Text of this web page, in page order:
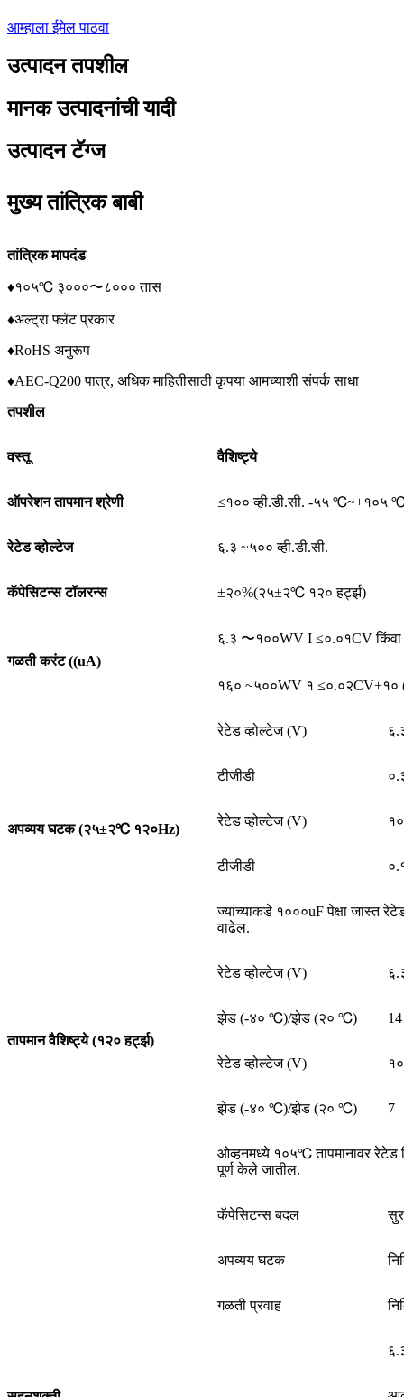
आम्हाला ईमेल पाठवा
उत्पादन तपशील
मानक उत्पादनांची यादी
उत्पादन टॅग्ज
मुख्य तांत्रिक बाबी
तांत्रिक मापदंड
♦१०५℃ ३०००〜८००० तास
♦अल्ट्रा फ्लॅट प्रकार
♦RoHS अनुरूप
♦AEC-Q200 पात्र, अधिक माहितीसाठी कृपया आमच्याशी संपर्क साधा
तपशील
वस्तू वैशिष्ट्ये
ऑपरेशन तापमान श्रेणी ≤१०० व्ही.डी.सी. -५५ ℃~+१०५
रेटेड व्होल्टेज ६.३ ~५०० व्ही.डी.सी.
कॅपेसिटन्स टॉलरन्स ±२०%(२५±२℃ १२० हर्ट्झ)
गळती करंट ((uA)
६.३ 〜१००WV I ≤०.०१CV किंवा
१६० ~५००WV १ ≤०.०२CV+१०
अपव्यय घटक (२५±२℃ १२०Hz)
रेटेड व्होल्टेज (V)
टीजीडी
रेटेड व्होल्टेज (V)
टीजीडी
ज्यांच्याकडे १०००uF पेक्षा जास्त
वाढेल.
तापमान वैशिष्ट्ये (१२० हर्ट्झ)
रेटेड व्होल्टेज (V)
झेड (-४० ℃)/झेड (२० ℃) 14
रेटेड व्होल्टेज (V)
झेड (-४० ℃)/झेड (२० ℃) 7
ओव्हनमध्ये १०५℃ तापमानावर रेटेड
पूर्ण केले जातील.
कॅपेसिटन्स बदल
अपव्यय घटक
गळती प्रवाह